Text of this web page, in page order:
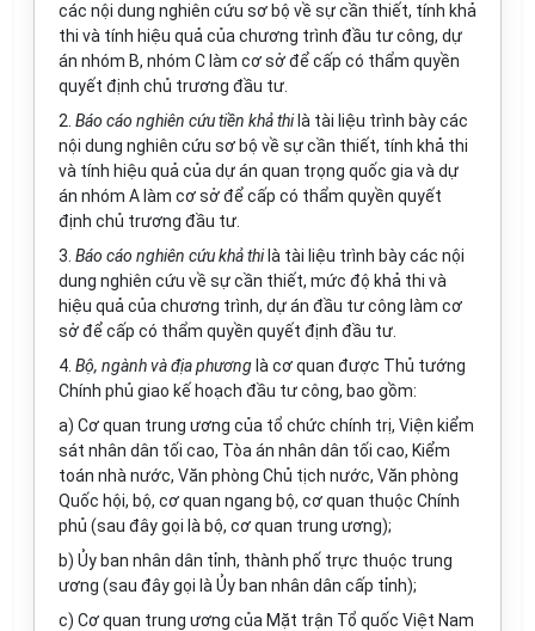
các nội dung nghiên cứu sơ bộ về sự cần thiết, tính khả
thi và tính hiệu quả của chương trình đầu tư công, dự
án nhóm B, nhóm C làm cơ sở để cấp có thẩm quyền
quyết định chủ trương đầu tư.
2. Báo cáo nghiên cứu tiền khả thilà tài liệu trình bày các
nội dung nghiên cứu sơ bộ về sự cần thiết, tính khả thi
và tính hiệu quả của dự án quan trọng quốc gia và dự
án nhóm A làm cơ sở để cấp có thẩm quyền quyết
định chủ trương đầu tư.
3. Báo cáo nghiên cứukhả thilà tài liệu trình bày các nội
dung nghiên cứu về sự cần thiết, mức độ khả thi và
hiệu quả của chương trình, dự án đầu tư công làm cơ
sở để cấp có thẩm quyền quyết định đầu tư.
4. Bộ, ngành và địa phương là cơ quan được Thủ tướng
Chính phủ giao kế hoạch đầu tư công, bao gồm:
a) Cơ quan trung ương của tổ chức chính trị, Viện kiểm
sát nhân dân tối cao, Tòa án nhân dân tối cao, Kiểm
toán nhà nước, Văn phòng Chủ tịch nước, Văn phòng
Quốc hội, bộ, cơ quan ngang bộ, cơ quan thuộc Chính
phủ (sau đây gọi là bộ, cơ quan trung ương);
b) Ủy ban nhân dân tỉnh, thành phố trực thuộc trung
ương (sau đây gọi là Ủy ban nhân dân cấp tỉnh);
c) Cơ quan trung ương của Mặt trận Tổ quốc Việt Nam